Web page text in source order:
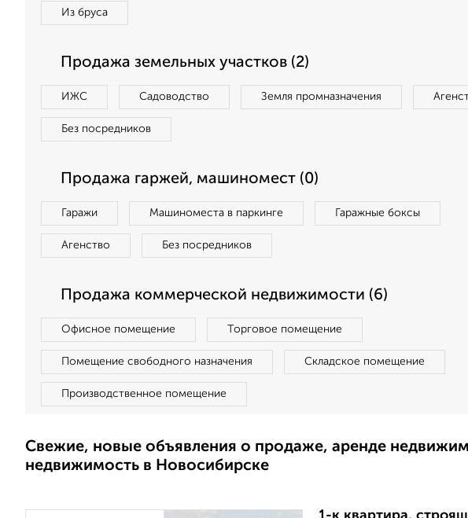
Из бруса
Продажа земельных участков (2)
ИЖС Садоводство Земля промназначения
Без посредников
Продажа гаржей, машиномест (0)
Гаражи Машиноместа в паркинге Гаражные боксы
Агенство Без посредников
Продажа коммерческой недвижимости (6)
Офисное помещение Торговое помещение
Помещение свободного назначения Складское помещение
Производственное помещение
Свежие, новые объявления о продаже, аренде
недвижимость в Новосибирске